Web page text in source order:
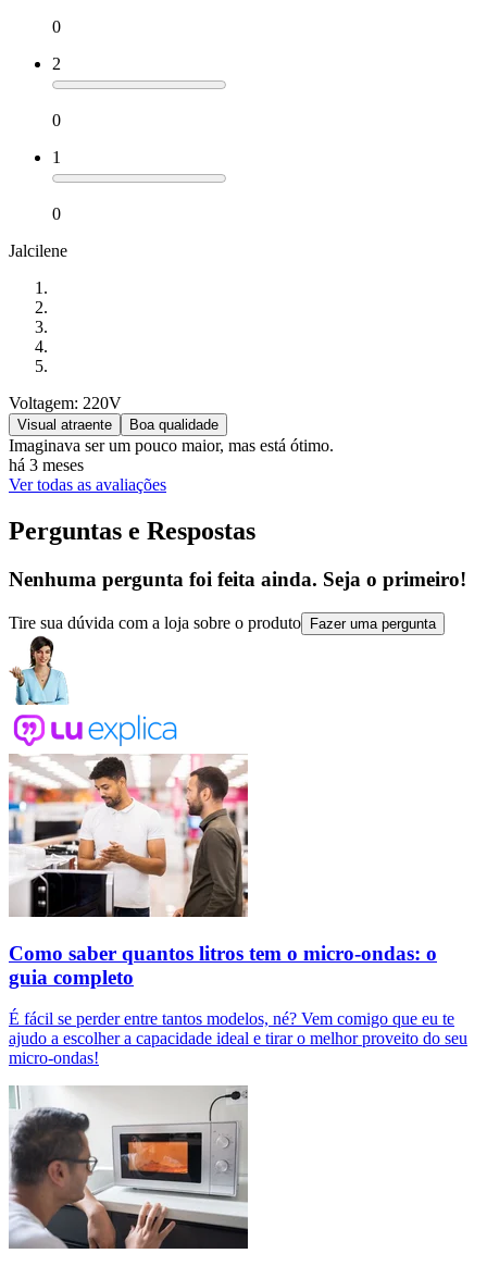
0
2
0
1
0
Jalcilene
Voltagem: 220V
Visual atraente Boa qualidade
Imaginava ser um pouco maior, mas está ótimo.
há 3 meses
Ver todas as avaliações
Perguntas e Respostas
Nenhuma pergunta foi feita ainda. Seja o primeiro!
Tire sua dúvida com a loja sobre o produto Fazer uma pergunta
Como saber quantos litros tem o micro-ondas: o
guia completo
É fácil se perder entre tantos modelos, né? Vem comigo que eu te
ajudo a escolher a capacidade ideal e tirar o melhor proveito do seu
micro-ondas!